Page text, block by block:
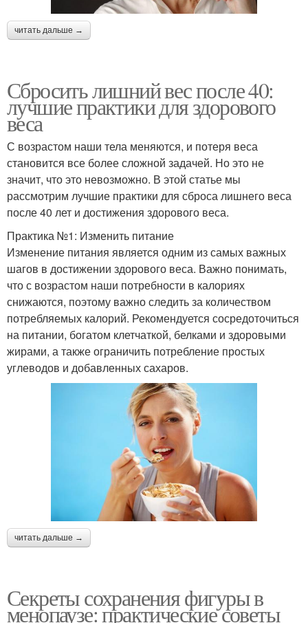
читать дальше →
Сбросить лишний вес после 40:
лучшие практики для здорового
веса
С возрастом наши тела меняются, и потеря веса
становится все более сложной задачей. Но это не
значит, что это невозможно. В этой статье мы
рассмотрим лучшие практики для сброса лишнего веса
после 40 лет и достижения здорового веса.
Практика №1: Изменить питание
Изменение питания является одним из самых важных
шагов в достижении здорового веса. Важно понимать,
что с возрастом наши потребности в калориях
снижаются, поэтому важно следить за количеством
потребляемых калорий. Рекомендуется сосредоточиться
на питании, богатом клетчаткой, белками и здоровыми
жирами, а также ограничить потребление простых
углеводов и добавленных сахаров.
читать дальше →
Секреты сохранения фигуры в
менопаузе: практические советы